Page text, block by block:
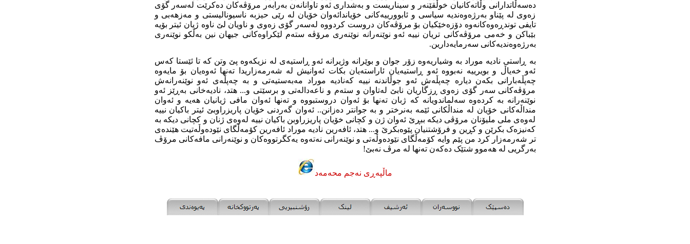
دەسەڵاتدارانی وڵاتەکانیان خوڵقێنەر و سیناریست و بەشداری ئەو تاوانانەن بەرابەر مرۆڤەکان دەکرێت لەسەر گۆی
زەوی لە پێناو بەرژەوەندیە سیاسی و ئابوورییەکانی خۆیاندائەوان خۆیان لە رێی حیزبە ناسیونالیستی و مەزھەبی و
تایفی توندڕەوەکانەوە دۆزەخێکیان بۆ مرۆڤەکان دروست کردووە لەسەر گۆی زەوی و ناویان لێ ناوە ژیان ئیتر بۆیە
بێباکن و خەمی مرۆڤەکانی تریان نییە ئەو نوێنەرانە نوێنەری مرۆڤە ستەم لێکراوەکانی جیھان نین بەڵکو نوێنەری
بەرژەوەندیەکانی سەرمایەدارین.
بە ڕاستی نادیە موراد بە وشیاریەوە زۆر جوان و بوێرانە وژیرانە ئەو ڕاستیەی لە نزیکەوە پێ وتن کە تا ئێستا کەس
ئەو خەیاڵ و بویرییە نەبووە ئەو ڕاستیەیان ئاراستەیان بکات ئەوانیش لە شەرمەزاریدا تەنھا ئەوەیان بۆ مایەوە
چەپڵەبارانی بکەن دیارە چەپڵەش ئەو جوڵاندنە نییە کەنادیە موراد مەبەستیەتی و بە چەپڵەی ئەو نوێنەرانەش
مرۆڤەکانی سەر گۆی زەوی ڕزگاریان نابێ لەتاوان و ستەم و ناعەدالەتی و برسێتی و... ھتد، نادیەخانی بەڕێز ئەو
نوێنەرانە بە کردەوە سەلماندویانە کە ژبان تەنھا بۆ ئەوان دروستبووە و تەنھا ئەوان مافی ژیانیان ھەیە و ئەوان
منداڵەکانی خۆیان لە منداڵکانی ئێمە بەنرختر و بە جوانتر دەزانن.. ئەوان گەردنی خۆیان پاریزراوبێ ئیتر باکیان نییە
لەوەی ملی ملیۆنان مرۆڤی دیکە ببڕێ ئەوان ژن و کچانی خۆیان پاریزراوبن باکیان نییە لەوەی ژنان و کچانی دیکە بە
کەنیزەک بکرێن و کڕین و فرۆشتنیان پێوەبکرێ و... ھتد، ئافەرین نادیە موراد ئافەرین کۆمەڵگای نێودەوڵەتیت ھێندەی
تر شەرمەزار کرد من پێم وایە کۆمەڵگای نێودەوڵەتی و نوێنەرانی نەتەوە یەکگرتووەکان و نوێنەرانی مافەکانی مرۆڤ
بەرگریی لە ھەموو شتێک دەکەن تەنھا لە مرڤ نەبێ!
ماڵپه‌ڕی نه‌جم محه‌مه‌د